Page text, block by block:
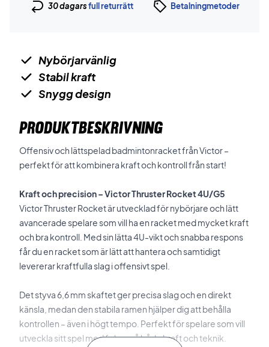
30 dagarsfull returrätt Betalningmetoder
Nybörjarvänlig
Stabil kraft
Snygg design
PRODUKTBESKRIVNING
Offensiv och lättspelad badmintonracket från Victor –
perfekt för att kombinera kraft och kontroll från start!
Kraft och precision – Victor Thruster Rocket 4U/G5
Victor Thruster Rocket är utvecklad för nybörjare och lätt
avancerade spelare som vill ha en racket med mycket kraft
och bra kontroll. Med sin lätta 4U-vikt och snabba respons
får du en racket som är lätt att hantera och samtidigt
levererar kraftfulla slag i offensivt spel.
Det styva 6,6 mm skaftet ger precisa slag och en direkt
känsla, medan den stabila ramen hjälper dig att behålla
kontrollen – även i högt tempo. Perfekt för spelare som vill
utveckla sitt spel med fokus på både kraft och teknik.